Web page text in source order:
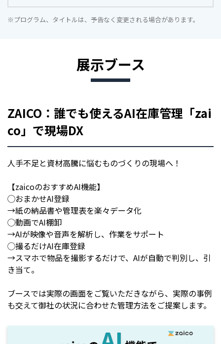
※プログラム、タイトルは、予告なく変更される場合があります。
展示ブース
ZAICO：誰でも使えるAI在庫管理「zai
co」で現場DX
人手不足と資材高騰に悩むものづくりの現場へ！
【zaicoのおすすめAI機能】
◯おまかせAI登録
→紙の納品書や管理表を楽々データ化
◯動画でAI棚卸
→AIが映像や音声を解析し、作業をサポート
◯撮るだけAI在庫登録
→スマホで物品を撮影するだけで、AIが自動で判別し、引
き当て。
ブースでは実際の画面をご覧いただきながら、実際の事例
も交えて御社の状況に合わせた管理方法をご提案します。